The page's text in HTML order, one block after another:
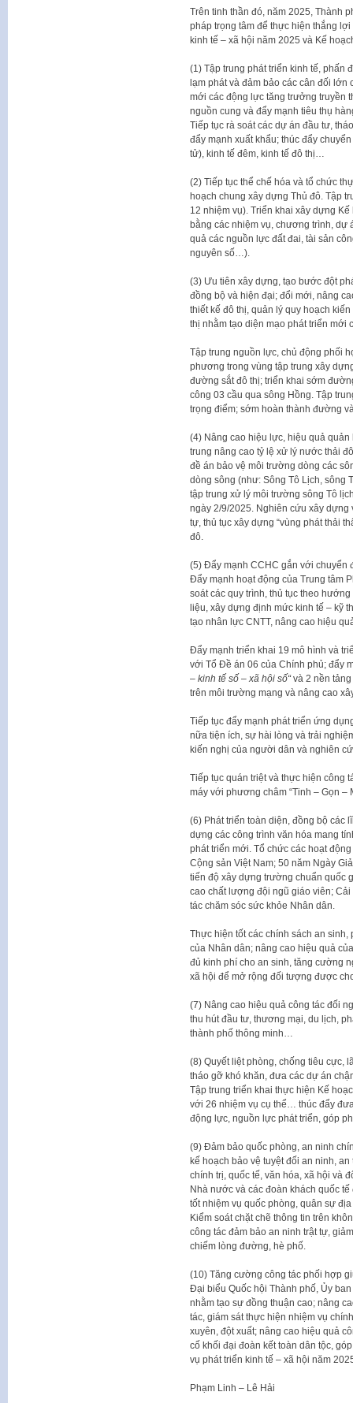
Trên tinh thần đó, năm 2025, Thành
pháp trọng tâm để thực hiện thắng
kinh tế – xã hội năm 2025 và Kế
(1) Tập trung phát triển kinh tế, phấn
lạm phát và đảm bảo các cân đối lớn
mới các động lực tăng trưởng truyền
nguồn cung và đẩy mạnh tiêu thụ
Tiếp tục rà soát các dự án đầu tư,
đẩy mạnh xuất khẩu; thúc đẩy
tử), kinh tế đêm, kinh tế đô thị…
(2) Tiếp tục thể chế hóa và tổ chức
hoạch chung xây dựng Thủ đô. Tập
12 nhiệm vụ). Triển khai xây dựng
bằng các nhiệm vụ, chương trình, dự
quả các nguồn lực đất đai, tài sản
nguyên số…).
(3) Ưu tiên xây dựng, tạo bước đột
đồng bộ và hiện đại; đổi mới, nâng
thiết kế đô thị, quản lý quy hoạch
thị nhằm tạo diện mạo phát triển mới
Tập trung nguồn lực, chủ động phối
phương trong vùng tập trung xây
đường sắt đô thị; triển khai sớm
công 03 cầu qua sông Hồng. Tập
trọng điểm; sớm hoàn thành đường
(4) Nâng cao hiệu lực, hiệu quả
trung nâng cao tỷ lệ xử lý nước thải
đề án bảo vệ môi trường dòng các
dòng sông (như: Sông Tô Lịch, sông
tập trung xử lý môi trường sông Tô
ngày 2/9/2025. Nghiên cứu xây dựng
tự, thủ tục xây dựng “vùng phát thải
đô.
(5) Đẩy mạnh CCHC gắn với chuyển
Đẩy mạnh hoạt động của Trung tâm
soát các quy trình, thủ tục theo
liệu, xây dựng định mức kinh tế – kỹ
tạo nhân lực CNTT, nâng cao hiệu
Đẩy mạnh triển khai 19 mô hình và
với Tổ Đề án 06 của Chính phủ; đẩy
– kinh tế số – xã hội số“và 2 nền tảng
trên môi trường mạng và nâng cao
Tiếp tục đẩy mạnh phát triển ứng
nữa tiện ích, sự hài lòng và trải
kiến nghị của người dân và nghiên
Tiếp tục quán triệt và thực hiện công
máy với phương châm “Tinh – Gọn –
(6) Phát triển toàn diện, đồng bộ các
dựng các công trình văn hóa mang
phát triển mới. Tổ chức các hoạt
Cộng sản Việt Nam; 50 năm Ngày
tiến độ xây dựng trường chuẩn quốc
cao chất lượng đội ngũ giáo viên;
tác chăm sóc sức khỏe Nhân dân.
Thực hiện tốt các chính sách an
của Nhân dân; nâng cao hiệu quả
đủ kinh phí cho an sinh, tăng cường
xã hội để mở rộng đối tượng được
(7) Nâng cao hiệu quả công tác đối
thu hút đầu tư, thương mại, du lịch,
thành phố thông minh…
(8) Quyết liệt phòng, chống tiêu cực,
tháo gỡ khó khăn, đưa các dự án
Tập trung triển khai thực hiện Kế
với 26 nhiệm vụ cụ thể… thúc đẩy
động lực, nguồn lực phát triển, góp
(9) Đảm bảo quốc phòng, an ninh
kế hoạch bảo vệ tuyệt đối an ninh,
chính trị, quốc tế, văn hóa, xã hội và
Nhà nước và các đoàn khách quốc
tốt nhiệm vụ quốc phòng, quân sự
Kiểm soát chặt chẽ thông tin trên
công tác đảm bảo an ninh trật tự,
chiếm lòng đường, hè phố.
(10) Tăng cường công tác phối hợp
Đại biểu Quốc hội Thành phố, Ủy
nhằm tạo sự đồng thuận cao; nâng
tác, giám sát thực hiện nhiệm vụ
xuyên, đột xuất; nâng cao hiệu quả
cố khối đại đoàn kết toàn dân tộc,
vụ phát triển kinh tế – xã hội năm
Phạm Linh – Lê Hải